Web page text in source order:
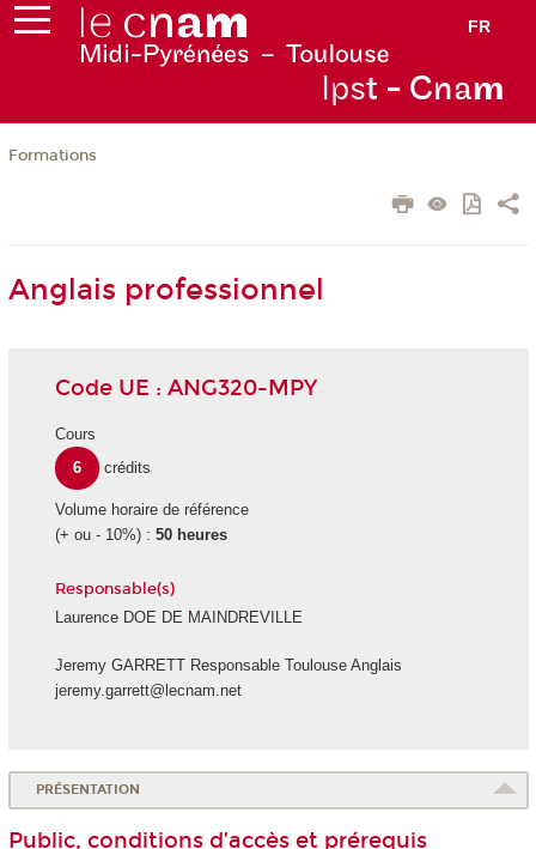
FR
Ipst - Cnam
Formations
Anglais professionnel
Code UE : ANG320-MPY
Cours
6
crédits
Volume horaire de référence
(+ ou - 10%) : 50 heures
Responsable(s)
Laurence DOE DE MAINDREVILLE
Jeremy GARRETT Responsable Toulouse Anglais
jeremy.garrett@lecnam.net
PRÉSENTATION
Public, conditions d’accès et prérequis